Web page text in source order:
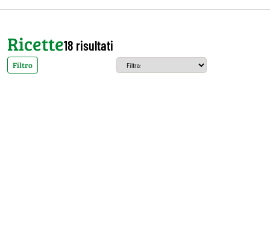
Ricette18 risultati
Filtro